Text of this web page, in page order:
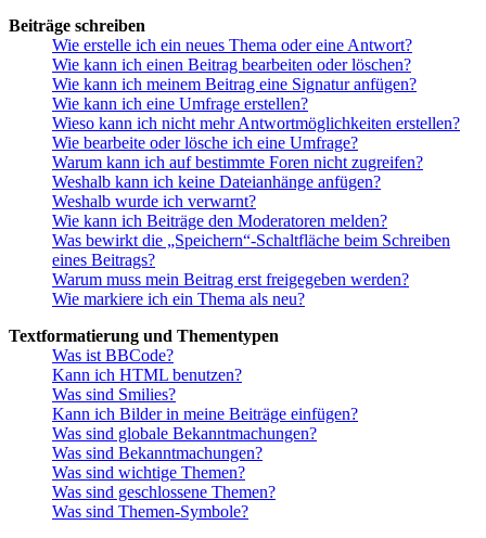
Beiträge schreiben
Wie erstelle ich ein neues Thema oder eine Antwort?
Wie kann ich einen Beitrag bearbeiten oder löschen?
Wie kann ich meinem Beitrag eine Signatur anfügen?
Wie kann ich eine Umfrage erstellen?
Wieso kann ich nicht mehr Antwortmöglichkeiten erstellen?
Wie bearbeite oder lösche ich eine Umfrage?
Warum kann ich auf bestimmte Foren nicht zugreifen?
Weshalb kann ich keine Dateianhänge anfügen?
Weshalb wurde ich verwarnt?
Wie kann ich Beiträge den Moderatoren melden?
Was bewirkt die „Speichern“-Schaltfläche beim Schreiben
eines Beitrags?
Warum muss mein Beitrag erst freigegeben werden?
Wie markiere ich ein Thema als neu?
Textformatierung und Thementypen
Was ist BBCode?
Kann ich HTML benutzen?
Was sind Smilies?
Kann ich Bilder in meine Beiträge einfügen?
Was sind globale Bekanntmachungen?
Was sind Bekanntmachungen?
Was sind wichtige Themen?
Was sind geschlossene Themen?
Was sind Themen-Symbole?